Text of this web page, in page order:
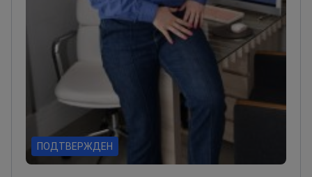
ПОДТВЕРЖДЕН